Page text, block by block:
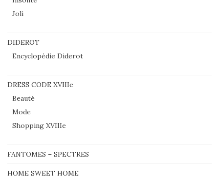
Joli
DIDEROT
Encyclopédie Diderot
DRESS CODE XVIIIe
Beauté
Mode
Shopping XVIIIe
FANTOMES – SPECTRES
HOME SWEET HOME